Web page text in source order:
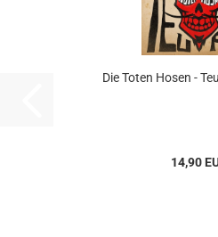
Die Toten Hosen -
14,90